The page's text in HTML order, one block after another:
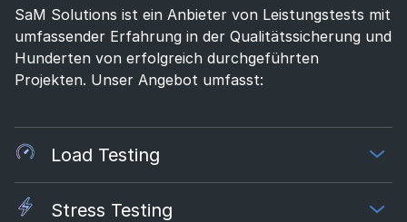
SaM Solutions ist ein Anbieter von Leistungstests mit
umfassender Erfahrung in der Qualitätssicherung und
Hunderten von erfolgreich durchgeführten
Projekten. Unser Angebot umfasst:
Load Testing
Stress Testing